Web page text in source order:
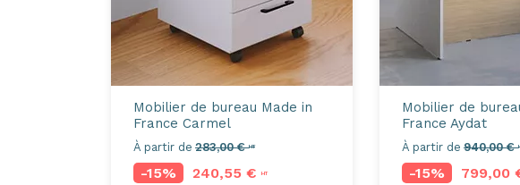
Mobilier de bureau Made in
France Carmel
À partir de 283,00 €HT
-15% 240,55 € HT
Mobilier de
France Aydat
À partir de 940,00 €
-15% 799,00